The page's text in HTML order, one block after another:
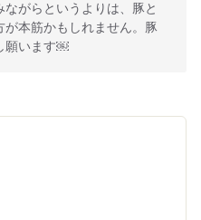
がらというよりは、豚と
本筋かもしれません。豚
願います￼